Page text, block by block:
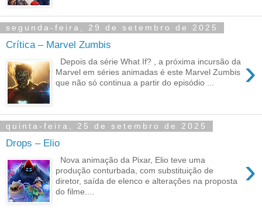
segunda-feira, 29 de setembro de 2025
Crítica – Marvel Zumbis
›
Depois da série What If? , a próxima incursão da
Marvel em séries animadas é este Marvel Zumbis
que não só continua a partir do episódio ...
quinta-feira, 25 de setembro de 2025
Drops – Elio
›
Nova animação da Pixar, Elio teve uma
produção conturbada, com substituição de
diretor, saída de elenco e alterações na proposta
do filme....